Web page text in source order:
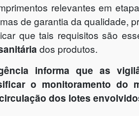
relevantes em
de garantia da qualidade,
que tais requisitos são
dos produtos.
informa que as
o monitoramento do
dos lotes